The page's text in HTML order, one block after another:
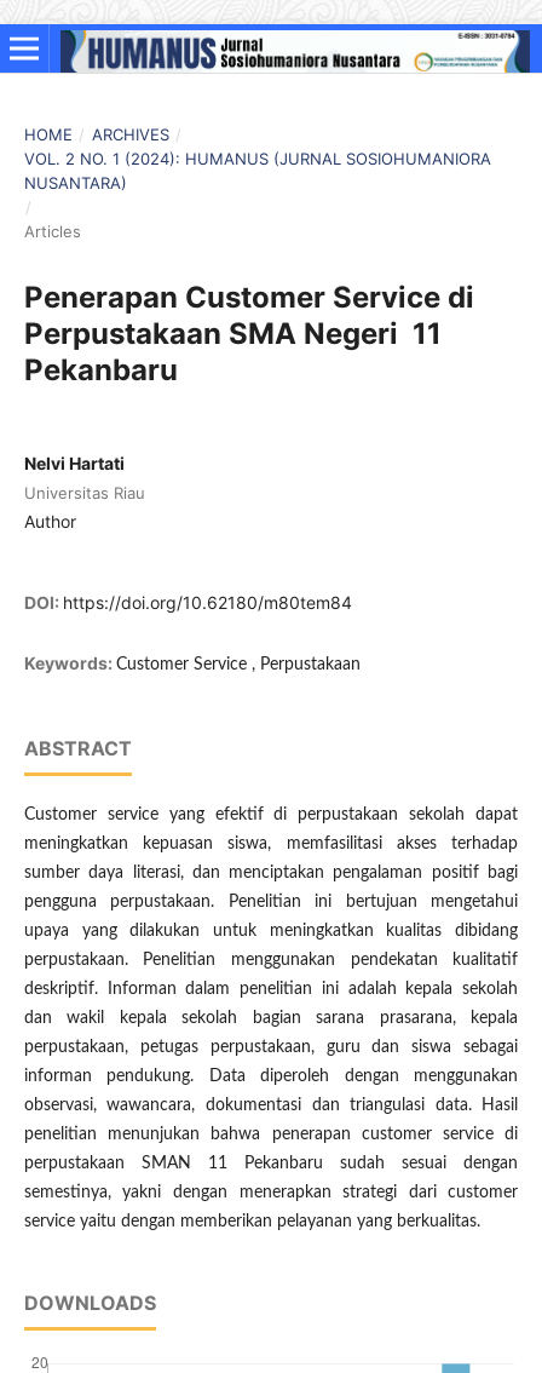
HOME / ARCHIVES /
VOL. 2 NO. 1 (2024): HUMANUS (JURNAL SOSIOHUMANIORA
NUSANTARA)
/
Articles
Penerapan Customer Service di
Perpustakaan SMA Negeri 11
Pekanbaru
Nelvi Hartati
Universitas Riau
Author
DOI: https://doi.org/10.62180/m80tem84
Keywords: Customer Service , Perpustakaan
ABSTRACT
Customer service yang efektif di perpustakaan sekolah dapat
meningkatkan kepuasan siswa, memfasilitasi akses terhadap
sumber daya literasi, dan menciptakan pengalaman positif bagi
pengguna perpustakaan. Penelitian ini bertujuan mengetahui
upaya yang dilakukan untuk meningkatkan kualitas dibidang
perpustakaan. Penelitian menggunakan pendekatan kualitatif
deskriptif. Informan dalam penelitian ini adalah kepala sekolah
dan wakil kepala sekolah bagian sarana prasarana, kepala
perpustakaan, petugas perpustakaan, guru dan siswa sebagai
informan pendukung. Data diperoleh dengan menggunakan
observasi, wawancara, dokumentasi dan triangulasi data. Hasil
penelitian menunjukan bahwa penerapan customer service di
perpustakaan SMAN 11 Pekanbaru sudah sesuai dengan
semestinya, yakni dengan menerapkan strategi dari customer
service yaitu dengan memberikan pelayanan yang berkualitas.
DOWNLOADS